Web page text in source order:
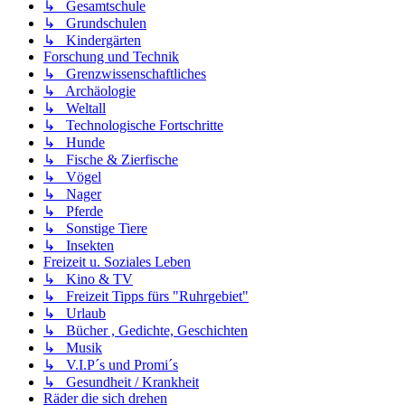
↳ Gesamtschule
↳ Grundschulen
↳ Kindergärten
Forschung und Technik
↳ Grenzwissenschaftliches
↳ Archäologie
↳ Weltall
↳ Technologische Fortschritte
↳ Hunde
↳ Fische & Zierfische
↳ Vögel
↳ Nager
↳ Pferde
↳ Sonstige Tiere
↳ Insekten
Freizeit u. Soziales Leben
↳ Kino & TV
↳ Freizeit Tipps fürs "Ruhrgebiet"
↳ Urlaub
↳ Bücher , Gedichte, Geschichten
↳ Musik
↳ V.I.P´s und Promi´s
↳ Gesundheit / Krankheit
Räder die sich drehen